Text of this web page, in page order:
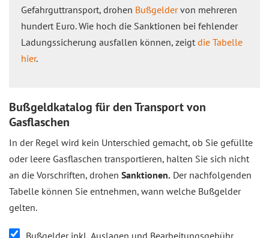
Gefahrguttransport, drohen Bußgeldervon mehreren
hundert Euro. Wie hoch die Sanktionen bei fehlender
Ladungssicherung ausfallen können, zeigt die Tabelle
hier.
Bußgeldkatalog für den Transport von
Gasflaschen
In der Regel wird kein Unterschied gemacht, ob Sie gefüllte
oder leere Gasflaschen transportieren, halten Sie sich nicht
an die Vorschriften, drohen Sanktionen. Der nachfolgenden
Tabelle können Sie entnehmen, wann welche Bußgelder
gelten.
Bußgelder inkl. Auslagen und Bearbeitungsgebühr